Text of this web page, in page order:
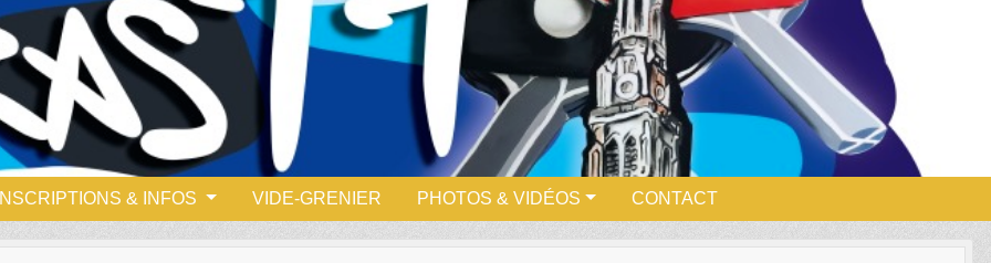
INSCRIPTIONS & INFOS VIDE-GRENIER PHOTOS & VIDÉOS CONTACT